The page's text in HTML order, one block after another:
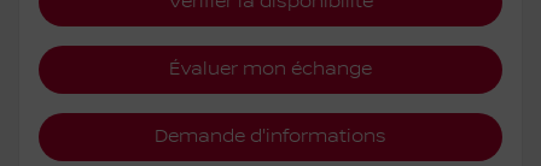
Évaluer mon échange
Demande d'informations